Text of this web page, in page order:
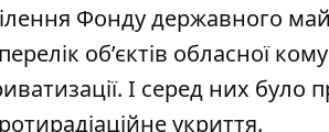
Фонду державного
об’єктів обласної
І серед них було
укриття.